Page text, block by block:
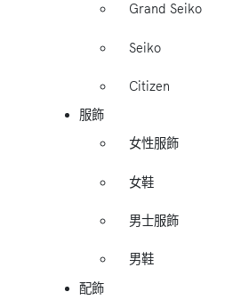
Grand Seiko
Seiko
Citizen
服飾
女性服飾
女鞋
男士服飾
男鞋
配飾